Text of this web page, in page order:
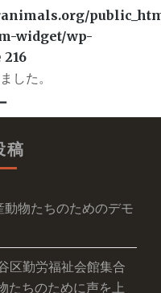
widget/wp-
216
した。
稿
物たちのためのデモ
区勤労福祉会館集合
たちのために声を上